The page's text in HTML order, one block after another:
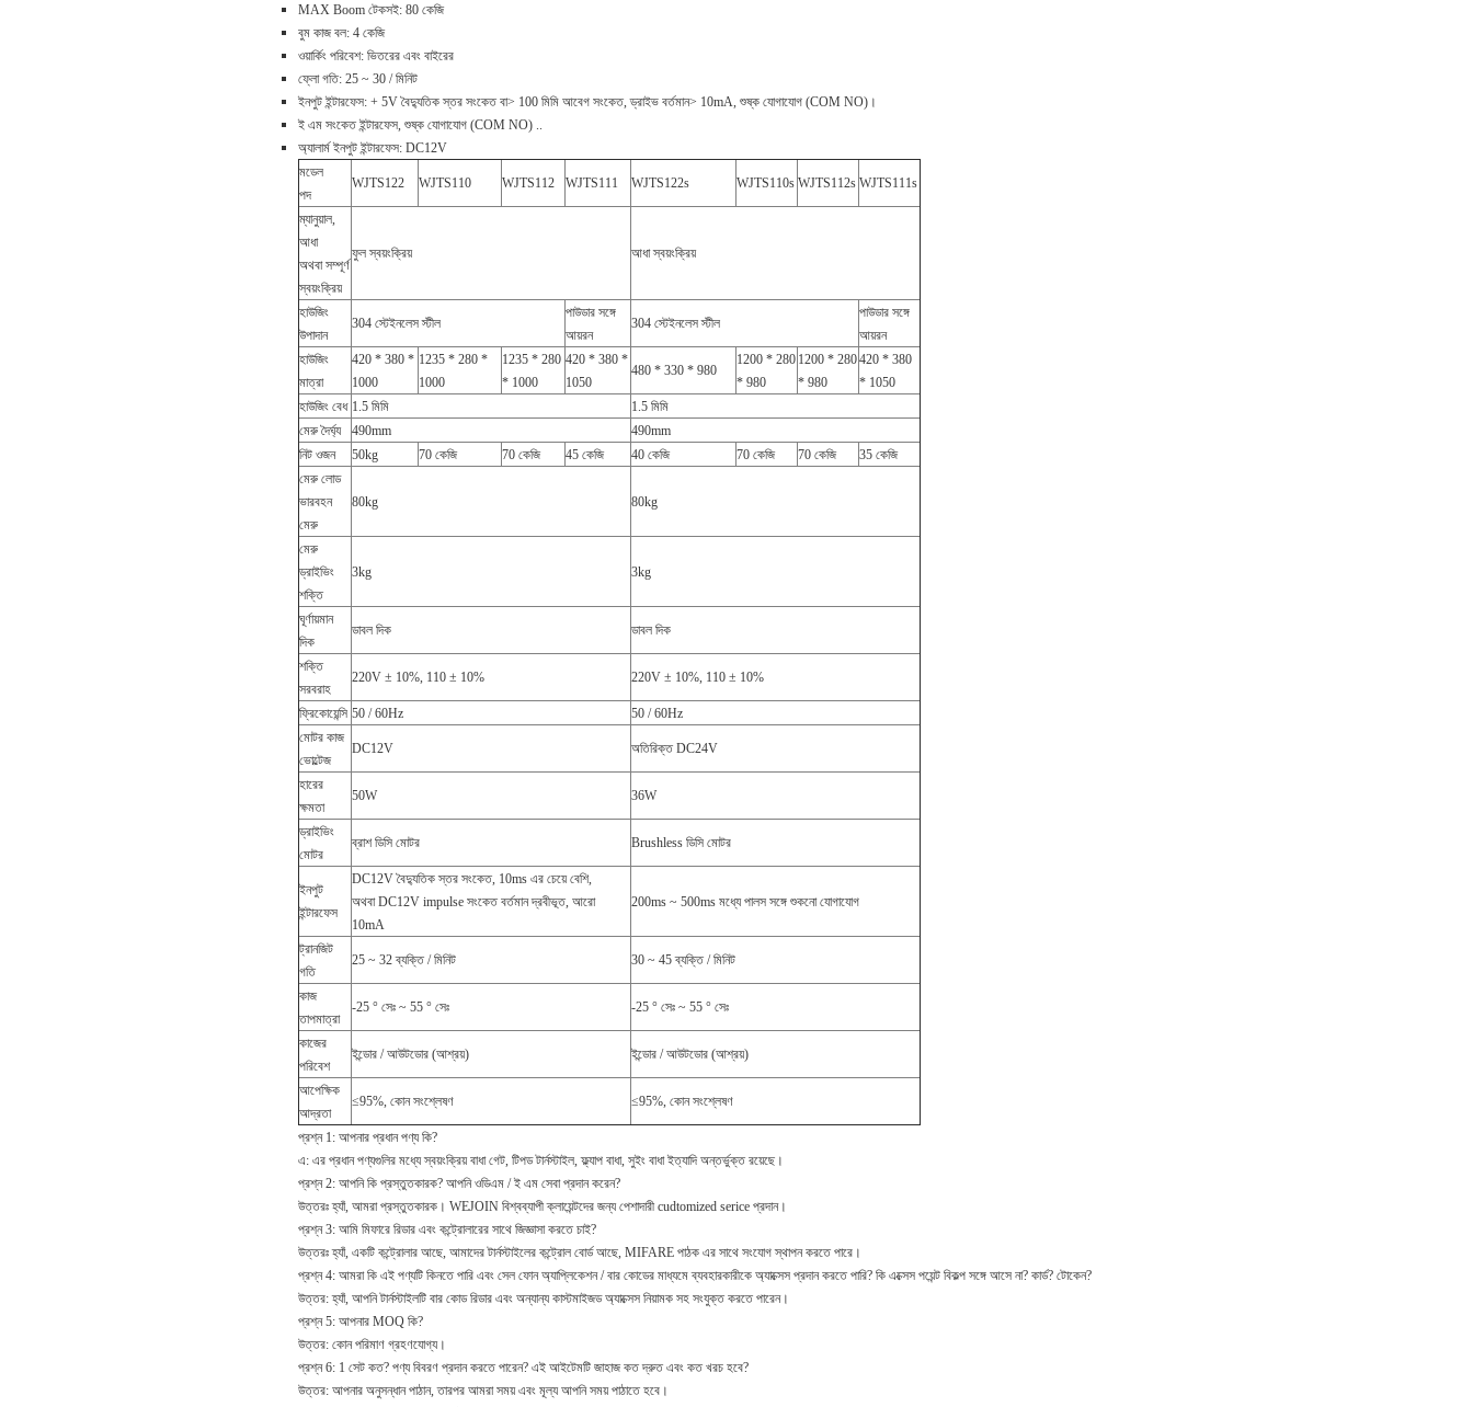
MAX Boom টেকসই: 80 কেজি
বুম কাজ বল: 4 কেজি
ওয়ার্কিং পরিবেশ: ভিতরের এবং বাইরের
ফ্লো গতি: 25 ~ 30 / মিনিট
ইনপুট ইন্টারফেস: + 5V বৈদ্যুতিক স্তর সংকেত বা> 100 মিমি আবেগ সংকেত, ড্রাইভ বর্তমান> 10mA, শুষ্ক যোগাযোগ (COM NO)।
ই এম সংকেত ইন্টারফেস, শুষ্ক যোগাযোগ (COM NO) ..
অ্যালার্ম ইনপুট ইন্টারফেস: DC12V
মডেল
পদ
WJTS122 WJTS110 WJTS112 WJTS111 WJTS122s WJTS110s WJTS112s WJTS111s
ম্যানুয়াল,
আধা
অথবা সম্পূর্ণ
স্বয়ংক্রিয়
ফুল স্বয়ংক্রিয় আধা স্বয়ংক্রিয়
হাউজিং
উপাদান
304 স্টেইনলেস স্টীল
পাউডার সঙ্গে
আয়রন
304 স্টেইনলেস স্টীল
পাউডার সঙ্গে
আয়রন
হাউজিং
মাত্রা
420 * 380 *
1000
1235 * 280 *
1000
1235 * 280
* 1000
420 * 380 *
1050
480 * 330 * 980
1200 * 280
* 980
1200 * 280
* 980
420 * 380
* 1050
হাউজিং বেধ 1.5 মিমি
1.5 মিমি
মেরু দৈর্ঘ্য
490mm
490mm
নিট ওজন
50kg 70 কেজি 70 কেজি 45 কেজি 40 কেজি 70 কেজি 70 কেজি
35 কেজি
মেরু লোড
ভারবহন
মেরু
80kg 80kg
মেরু
ড্রাইভিং
শক্তি
3kg 3kg
ঘূর্ণায়মান
দিক
ডাবল দিক ডাবল দিক
শক্তি
সরবরাহ
220V ± 10%, 110 ± 10% 220V ± 10%, 110 ± 10%
ফ্রিকোয়েন্সি 50 / 60Hz
50 / 60Hz
মোটর কাজ
ভোল্টেজ
DC12V অতিরিক্ত DC24V
হারের
ক্ষমতা
50W 36W
ড্রাইভিং
মোটর
ব্রাশ ডিসি মোটর Brushless ডিসি মোটর
ইনপুট
ইন্টারফেস
DC12V বৈদ্যুতিক স্তর সংকেত, 10ms এর চেয়ে বেশি,
অথবা DC12V impulse সংকেত বর্তমান দ্রবীভূত, আরো
10mA
200ms ~ 500ms মধ্যে পালস সঙ্গে শুকনো যোগাযোগ
ট্রানজিট
গতি
25 ~ 32 ব্যক্তি / মিনিট 30 ~ 45 ব্যক্তি / মিনিট
কাজ
তাপমাত্রা
-25 ° সেঃ ~ 55 ° সেঃ -25 ° সেঃ ~ 55 ° সেঃ
কাজের
পরিবেশ
ইন্ডোর / আউটডোর (আশ্রয়) ইন্ডোর / আউটডোর (আশ্রয়)
আপেক্ষিক
আদ্রতা
≤95%, কোন সংশ্লেষণ ≤95%, কোন সংশ্লেষণ
প্রশ্ন 1: আপনার প্রধান পণ্য কি?
এ: এর প্রধান পণ্যগুলির মধ্যে স্বয়ংক্রিয় বাধা গেট, টিপড টার্নস্টাইল, ফ্ল্যাপ বাধা, সুইং বাধা ইত্যাদি অন্তর্ভুক্ত রয়েছে।
প্রশ্ন 2: আপনি কি প্রস্তুতকারক? আপনি ওডিএম / ই এম সেবা প্রদান করেন?
উত্তরঃ হ্যাঁ, আমরা প্রস্তুতকারক। WEJOIN বিশ্বব্যাপী ক্লায়েন্টদের জন্য পেশাদারী cudtomized serice প্রদান।
প্রশ্ন 3: আমি মিফারে রিডার এবং কন্ট্রোলারের সাথে জিজ্ঞাসা করতে চাই?
উত্তরঃ হ্যাঁ, একটি কন্ট্রোলার আছে, আমাদের টার্নস্টাইলের কন্ট্রোল বোর্ড আছে, MIFARE পাঠক এর সাথে সংযোগ স্থাপন করতে পারে।
প্রশ্ন 4: আমরা কি এই পণ্যটি কিনতে পারি এবং সেল ফোন অ্যাপ্লিকেশন / বার কোডের মাধ্যমে ব্যবহারকারীকে অ্যাক্সেস প্রদান করতে পারি? কি এক্সেস পয়েন্ট বিকল্প সঙ্গে আসে না? কার্ড? টোকেন?
উত্তর: হ্যাঁ, আপনি টার্নস্টাইলটি বার কোড রিডার এবং অন্যান্য কাস্টমাইজড অ্যাক্সেস নিয়ামক সহ সংযুক্ত করতে পারেন।
প্রশ্ন 5: আপনার MOQ কি?
উত্তর: কোন পরিমাণ গ্রহণযোগ্য।
প্রশ্ন 6: 1 সেট কত? পণ্য বিবরণ প্রদান করতে পারেন? এই আইটেমটি জাহাজ কত দ্রুত এবং কত খরচ হবে?
উত্তর: আপনার অনুসন্ধান পাঠান, তারপর আমরা সময় এবং মূল্য আপনি সময় পাঠাতে হবে।